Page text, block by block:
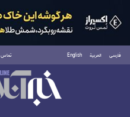
فارسی العربية English تماس
جمعه ۱۶ مرداد ۱۴۰۵